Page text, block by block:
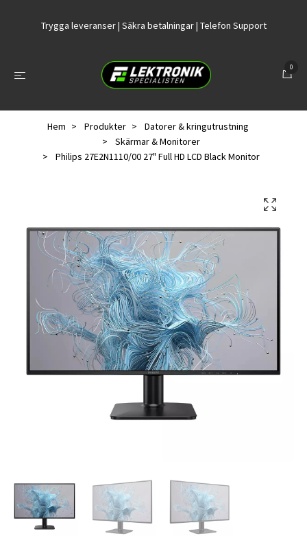
Trygga leveranser | Säkra betalningar | Telefon Support
0
Hem Produkter
Datorer & kringutrustning
Skärmar & Monitorer
Philips 27E2N1110/00 27" Full HD LCD Black Monitor